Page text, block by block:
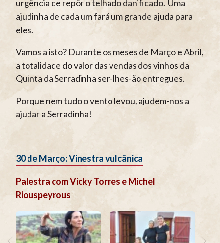
urgência de repôr o telhado danificado. Uma
ajudinha de cada um fará um grande ajuda para
eles.
Vamos a isto? Durante os meses de Março e Abril,
a totalidade do valor das vendas dos vinhos da
Quinta da Serradinha ser-lhes-ão entregues.
Porque nem tudo o vento levou, ajudem-nos a
ajudar a Serradinha!
30 de Março: Vinestra vulcânica
Palestra com Vicky Torres e Michel
Riouspeyrous